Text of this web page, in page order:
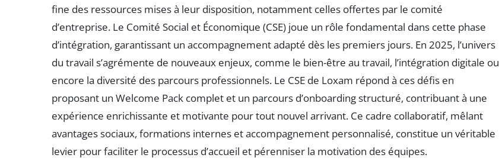
fine des ressources mises à leur disposition, notamment celles offertes par le comité
d’entreprise. Le Comité Social et Économique (CSE) joue un rôle fondamental dans cette phase
d’intégration, garantissant un accompagnement adapté dès les premiers jours. En 2025, l’univers
du travail s’agrémente de nouveaux enjeux, comme le bien-être au travail, l’intégration digitale ou
encore la diversité des parcours professionnels. Le CSE de Loxam répond à ces défis en
proposant un Welcome Pack complet et un parcours d’onboarding structuré, contribuant à une
expérience enrichissante et motivante pour tout nouvel arrivant. Ce cadre collaboratif, mêlant
avantages sociaux, formations internes et accompagnement personnalisé, constitue un véritable
levier pour faciliter le processus d’accueil et pérenniser la motivation des équipes.